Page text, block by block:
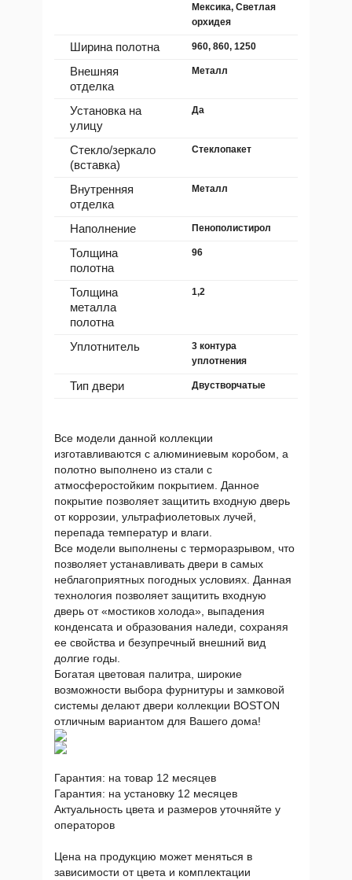
Мексика, Светлая
орхидея
Ширина полотна 960, 860, 1250
Внешняя
отделка
Металл
Установка на
улицу
Да
Стекло/зеркало
(вставка)
Стеклопакет
Внутренняя
отделка
Металл
Наполнение Пенополистирол
Толщина
полотна
96
Толщина
металла
полотна
1,2
Уплотнитель
3 контура
уплотнения
Тип двери Двустворчатые
Все модели данной коллекции
изготавливаются с алюминиевым коробом, а
полотно выполнено из стали с
атмосферостойким покрытием. Данное
покрытие позволяет защитить входную дверь
от коррозии, ультрафиолетовых лучей,
перепада температур и влаги.
Все модели выполнены с терморазрывом, что
позволяет устанавливать двери в самых
неблагоприятных погодных условиях. Данная
технология позволяет защитить входную
дверь от «мостиков холода», выпадения
конденсата и образования наледи, сохраняя
ее свойства и безупречный внешний вид
долгие годы.
Богатая цветовая палитра, широкие
возможности выбора фурнитуры и замковой
системы делают двери коллекции BOSTON
отличным вариантом для Вашего дома!
Гарантия: на товар 12 месяцев
Гарантия: на установку 12 месяцев
Актуальность цвета и размеров уточняйте у
операторов
Цена на продукцию может меняться в
зависимости от цвета и комплектации